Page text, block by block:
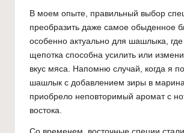
В моем опыте, правильный выбор
преобразить даже самое обыденное
особенно актуально для шашлыка,
щепотка способна усилить или
вкус мяса. Напомню случай, когда я
шашлык с добавлением зиры в
приобрело неповторимый аромат с
востока.